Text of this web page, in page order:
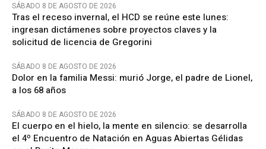
SÁBADO 8 DE AGOSTO DE 2026
Tras el receso invernal, el HCD se reúne este lunes:
ingresan dictámenes sobre proyectos claves y la
solicitud de licencia de Gregorini
SÁBADO 8 DE AGOSTO DE 2026
Dolor en la familia Messi: murió Jorge, el padre de Lionel,
a los 68 años
SÁBADO 8 DE AGOSTO DE 2026
El cuerpo en el hielo, la mente en silencio: se desarrolla
el 4º Encuentro de Natación en Aguas Abiertas Gélidas